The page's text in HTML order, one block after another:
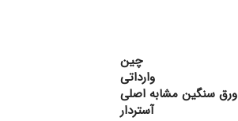
چین
وارداتی
ورق سنگین مشابه اصلی
آستردار